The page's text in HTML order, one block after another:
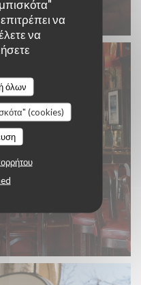
να
να
όλων
(cookies)